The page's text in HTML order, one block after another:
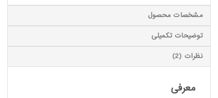
مشخصات محصول
توضیحات تکمیلی
نظرات (2)
معرفی